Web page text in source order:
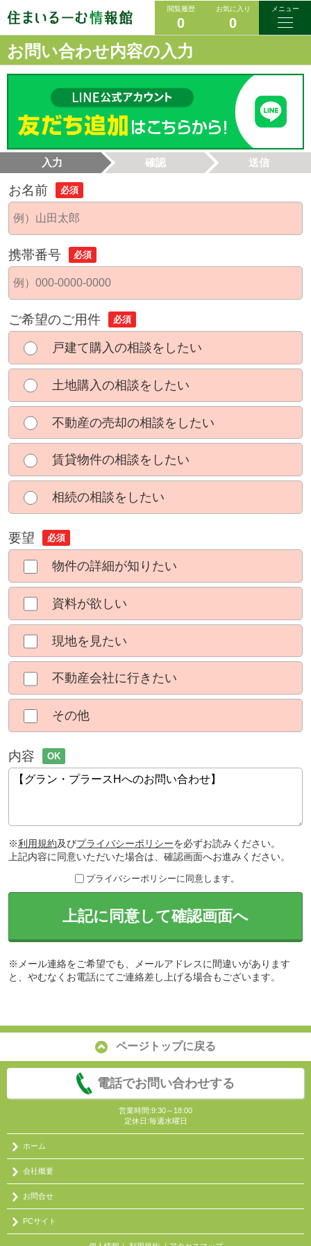
閲覧履歴
0
お気に入り
0
メニュー
お問い合わせ内容の入力
入力 確認 送信
お名前 必須
携帯番号 必須
ご希望のご用件 必須
戸建て購入の相談をしたい
土地購入の相談をしたい
不動産の売却の相談をしたい
賃貸物件の相談をしたい
相続の相談をしたい
要望 必須
物件の詳細が知りたい
資料が欲しい
現地を見たい
不動産会社に行きたい
その他
内容 OK
※利用規約及びプライバシーポリシーを必ずお読みください。
上記内容に同意いただいた場合は、確認画面へお進みください。
プライバシーポリシーに同意します。
上記に同意して確認画面へ
※メール連絡をご希望でも、メールアドレスに間違いがあります
と、やむなくお電話にてご連絡差し上げる場合もございます。
ページトップに戻る
電話でお問い合わせする
営業時間:9:30～18:00
定休日:毎週水曜日
ホーム
会社概要
お問合せ
PCサイト